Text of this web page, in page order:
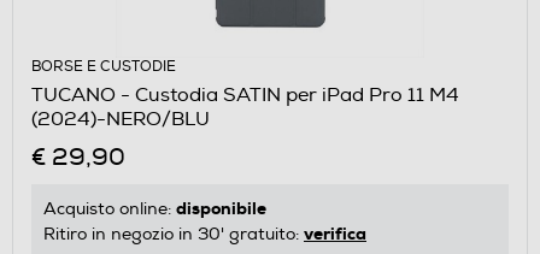
BORSE E CUSTODIE
TUCANO - Custodia SATIN per iPad Pro 11 M4
(2024)-NERO/BLU
€ 29,90
Acquisto online: disponibile
Ritiro in negozio in 30' gratuito: verifica